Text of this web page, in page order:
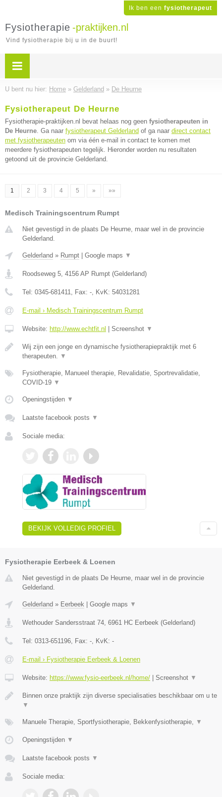
Ik ben een fysiotherapeut
Fysiotherapie -praktijken.nl
Vind fysiotherapie bij u in de buurt!
U bent nu hier: Home » Gelderland » De Heurne
Fysiotherapeut De Heurne
Fysiotherapie-praktijken.nl bevat helaas nog geen fysiotherapeuten in
De Heurne. Ga naar fysiotherapeut Gelderland of ga naar direct contact
met fysiotherapeuten om via één e-mail in contact te komen met
meerdere fysiotherapeuten tegelijk. Hieronder worden nu resultaten
getoond uit de provincie Gelderland.
1 2 3 4 5 » »»
Medisch Trainingscentrum Rumpt
Niet gevestigd in de plaats De Heurne, maar wel in de provincie
Gelderland.
Gelderland » Rumpt Google maps ▼
Roodseweg 5, 4156 AP Rumpt (Gelderland)
Tel: 0345-681411, Fax: -, KvK: 54031281
E-mail › Medisch Trainingscentrum Rumpt
Website: http://www.echtfit.nl Screenshot ▼
Wij zijn een jonge en dynamische fysiotherapiepraktijk met 6
therapeuten. ▼
Fysiotherapie, Manueel therapie, Revalidatie, Sportrevalidatie,
COVID-19 ▼
Openingstijden ▼
Laatste facebook posts ▼
Sociale media:
BEKIJK VOLLEDIG PROFIEL
Fysiotherapie Eerbeek & Loenen
Niet gevestigd in de plaats De Heurne, maar wel in de provincie
Gelderland.
Gelderland » Eerbeek Google maps ▼
Wethouder Sandersstraat 74, 6961 HC Eerbeek (Gelderland)
Tel: 0313-651196, Fax: -, KvK: -
E-mail › Fysiotherapie Eerbeek & Loenen
Website: https://www.fysio-eerbeek.nl/home/ Screenshot ▼
Binnen onze praktijk zijn diverse specialisaties beschikbaar om u te
▼
Manuele Therapie, Sportfysiotherapie, Bekkenfysiotherapie, ▼
Openingstijden ▼
Laatste facebook posts ▼
Sociale media: